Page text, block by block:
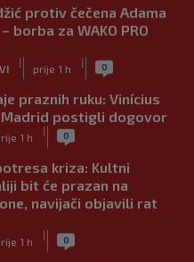
protiv čečena Adama
borba za WAKO PRO
|
prije 1 h
| 0
praznih ruku: Vinícius
Madrid postigli dogovor
1 h
| 0
kriza: Kultni
bit će prazan na
navijači objavili rat
1 h
| 0